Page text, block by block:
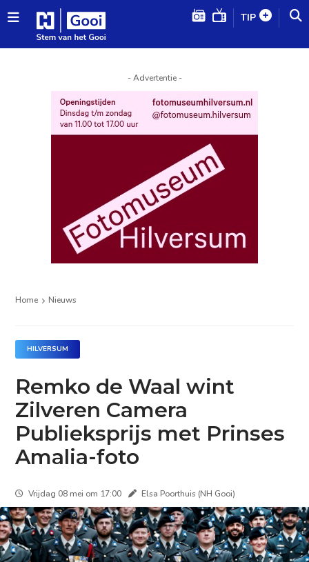
TIP
- Advertentie -
Home Nieuws
HILVERSUM
Remko de Waal wint
Zilveren Camera
Publieksprijs met Prinses
Amalia-foto
Vrijdag 08 mei om 17:00 Elsa Poorthuis (NH Gooi)